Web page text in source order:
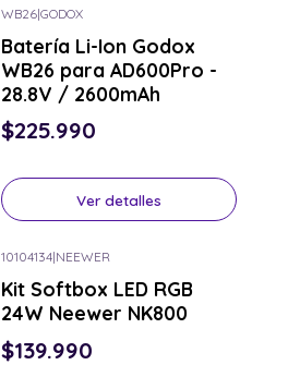
WB26|GODOX
Batería Li-Ion Godox
WB26 para AD600Pro -
28.8V / 2600mAh
$225.990
Ver detalles
10104134|NEEWER
Kit Softbox LED RGB
24W Neewer NK800
$139.990